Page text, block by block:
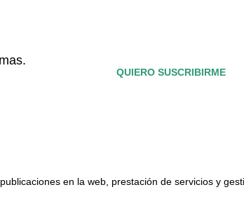
QUIERO SUSCRIBIRME
en la web, prestación de servicios y